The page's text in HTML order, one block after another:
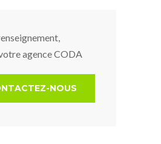
agence CODA
NOUS